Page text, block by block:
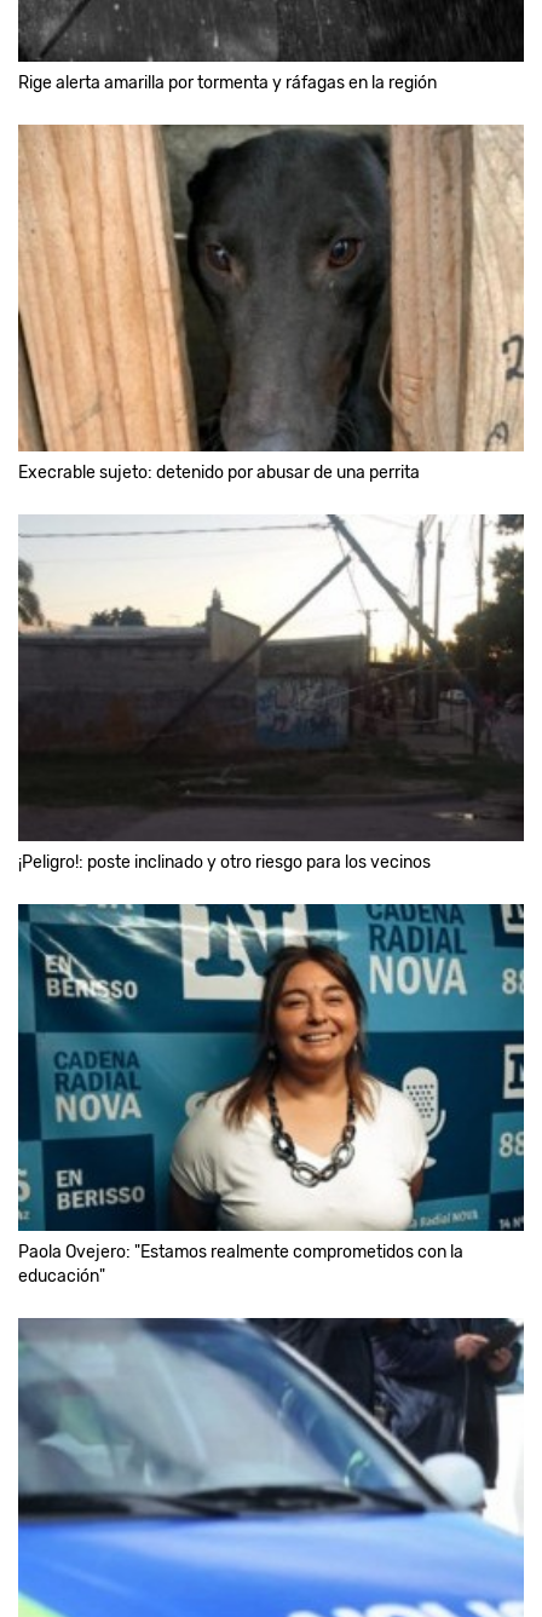
Rige alerta amarilla por tormenta y ráfagas en la región
Execrable sujeto: detenido por abusar de una perrita
¡Peligro!: poste inclinado y otro riesgo para los vecinos
Paola Ovejero: "Estamos realmente comprometidos con la
educación"